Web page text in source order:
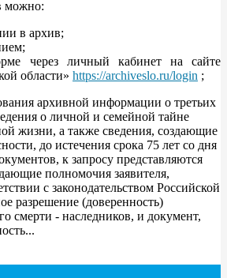
можно:
в архив;
через личный кабинет на сайте
области» https://archiveslo.ru/login ;
архивной информации о третьих
о личной и семейной тайне
жизни, а также сведения, создающие
до истечения срока 75 лет со дня
к запросу представляются
полномочия заявителя,
с законодательством Российской
разрешение (доверенность)
смерти - наследников, и документ,